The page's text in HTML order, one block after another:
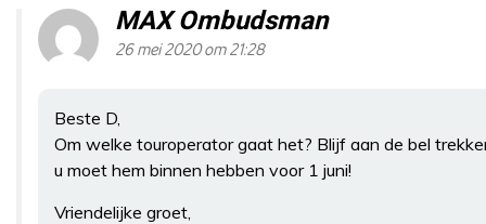
MAX Ombudsman
26 mei 2020 om 21:28
Beste D,
Om welke touroperator gaat het? Blijf aan de bel
u moet hem binnen hebben voor 1 juni!
Vriendelijke groet,